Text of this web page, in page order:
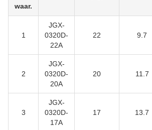
waar.
1
JGX-
0320D-
22A
22 9.7
2
JGX-
0320D-
20A
20 11.7
3
JGX-
0320D-
17A
17 13.7